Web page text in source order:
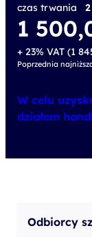
czas trwania
1
+ 23% VAT (1
Poprzednia
W celu
działem
Odbiorcy